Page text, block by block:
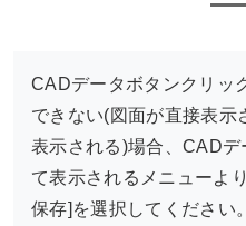
CADデータボタンクリッ
できない(図面が直接表示
表示される)場合、CAD
て表示されるメニューよ
保存]を選択してください。